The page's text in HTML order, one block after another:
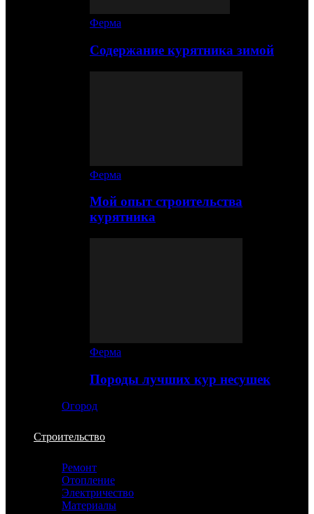
Ферма
Содержание курятника зимой
Ферма
Мой опыт строительства
курятника
Ферма
Породы лучших кур несушек
Огород
Строительство
Ремонт
Отопление
Электричество
Материалы